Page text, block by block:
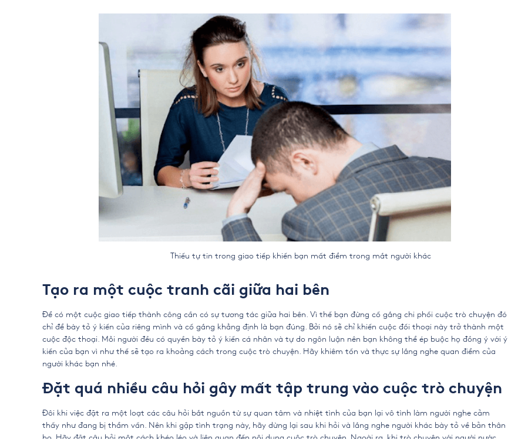
Thiếu tự tin trong giao tiếp khiến bạn mất điểm trong mắt người khác
Tạo ra một cuộc tranh cãi giữa hai bên
Để có một cuộc giao tiếp thành công cần có sự tương tác giữa hai bên. Vì thế bạn đừng cố gắng chi phối cuộc trò chuyện đó
chỉ để bày tỏ ý kiến của riêng mình và cố gắng khẳng định là bạn đúng. Bởi nó sẽ chỉ khiến cuộc đối thoại này trở thành một
cuộc độc thoại. Mỗi người đều có quyền bày tỏ ý kiến cá nhân và tự do ngôn luận nên bạn không thể ép buộc họ đồng ý với ý
kiến của bạn vì như thế sẽ tạo ra khoảng cách trong cuộc trò chuyện. Hãy khiêm tốn và thực sự lắng nghe quan điểm của
người khác bạn nhé.
Đặt quá nhiều câu hỏi gây mất tập trung vào cuộc trò chuyện
Đôi khi việc đặt ra một loạt các câu hỏi bắt nguồn từ sự quan tâm và nhiệt tình của bạn lại vô tình làm người nghe cảm
thấy như đang bị thẩm vấn. Nên khi gặp tình trạng này, hãy dừng lại sau khi hỏi và lắng nghe người khác bày tỏ về bản thân